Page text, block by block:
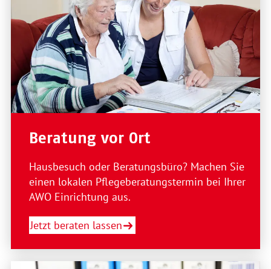
Beratung vor Ort
Hausbesuch oder Beratungsbüro? Machen Sie
einen lokalen Pflegeberatungstermin bei Ihrer
AWO Einrichtung aus.
Jetzt beraten lassen